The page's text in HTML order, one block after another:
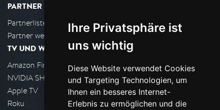
Ihre Privatsphäre ist
uns wichtig
Diese Website verwendet Cookies
und Targeting Technologien, um
Ihnen ein besseres Internet-
Erlebnis zu ermöglichen und die
PARTNER
Partnerliste
Partner werden
TV UND WOHNZIMMER
Amazon FireTV
NVIDIA SHIELD, Google TV
Apple TV
Roku